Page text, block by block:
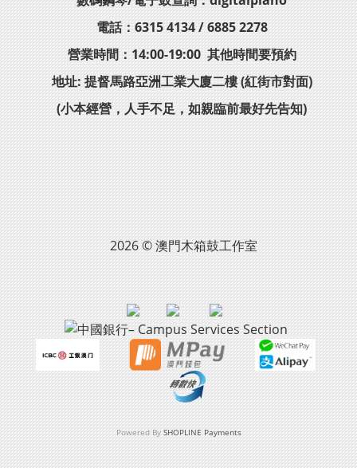
電話：6315 4134 / 6885 2278
營業時間：14:00-19:00 其他時間要預約
地址: 提督馬路亞洲工業大廈二樓 (紅街市對面)
(小本經營，人手不足，如親臨前最好先告知)
2026 © 澳門木箱鼓工作室
Powered By SHOPLINE Payments